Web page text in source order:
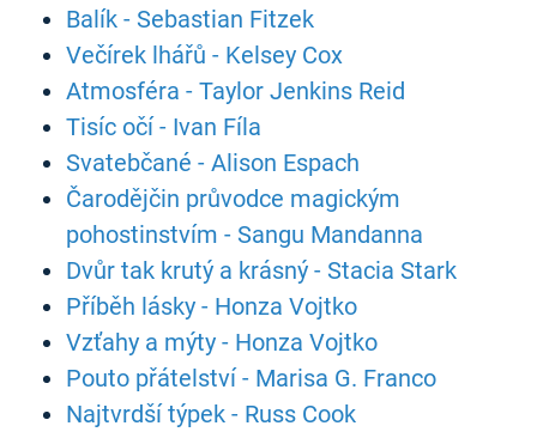
Balík - Sebastian Fitzek
Večírek lhářů - Kelsey Cox
Atmosféra - Taylor Jenkins Reid
Tisíc očí - Ivan Fíla
Svatebčané - Alison Espach
Čarodějčin průvodce magickým
pohostinstvím - Sangu Mandanna
Dvůr tak krutý a krásný - Stacia Stark
Příběh lásky - Honza Vojtko
Vzťahy a mýty - Honza Vojtko
Pouto přátelství - Marisa G. Franco
Najtvrdší týpek - Russ Cook